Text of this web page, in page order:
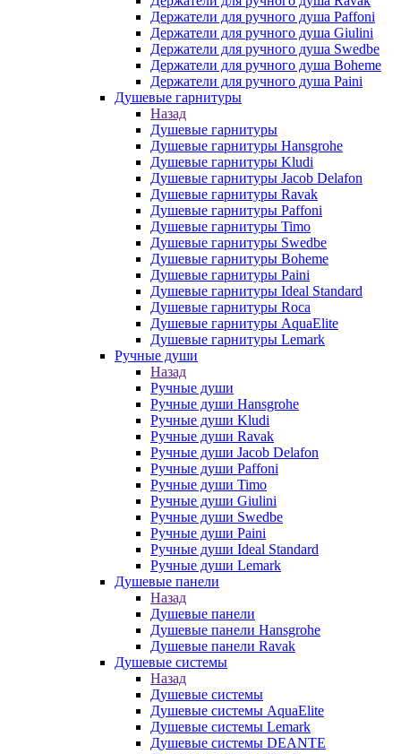
Держатели для ручного душа Paffoni
Держатели для ручного душа Giulini
Держатели для ручного душа Swedbe
Держатели для ручного душа Boheme
Держатели для ручного душа Paini
Душевые гарнитуры
Назад
Душевые гарнитуры
Душевые гарнитуры Hansgrohe
Душевые гарнитуры Kludi
Душевые гарнитуры Jacob Delafon
Душевые гарнитуры Ravak
Душевые гарнитуры Paffoni
Душевые гарнитуры Timo
Душевые гарнитуры Swedbe
Душевые гарнитуры Boheme
Душевые гарнитуры Paini
Душевые гарнитуры Ideal Standard
Душевые гарнитуры Roca
Душевые гарнитуры AquaElite
Душевые гарнитуры Lemark
Ручные души
Назад
Ручные души
Ручные души Hansgrohe
Ручные души Kludi
Ручные души Ravak
Ручные души Jacob Delafon
Ручные души Paffoni
Ручные души Timo
Ручные души Giulini
Ручные души Swedbe
Ручные души Paini
Ручные души Ideal Standard
Ручные души Lemark
Душевые панели
Назад
Душевые панели
Душевые панели Hansgrohe
Душевые панели Ravak
Душевые системы
Назад
Душевые системы
Душевые системы AquaElite
Душевые системы Lemark
Душевые системы DEANTE